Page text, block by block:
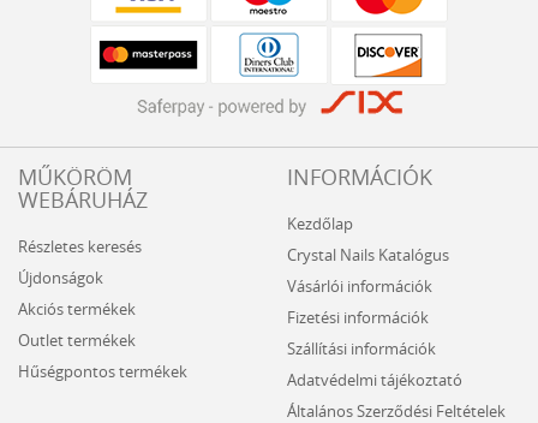
MŰKÖRÖM
WEBÁRUHÁZ
Részletes keresés
Újdonságok
Akciós termékek
Outlet termékek
Hűségpontos termékek
INFORMÁCIÓK
Kezdőlap
Crystal Nails Katalógus
Vásárlói információk
Fizetési információk
Szállítási információk
Adatvédelmi tájékoztató
Általános Szerződési Feltételek